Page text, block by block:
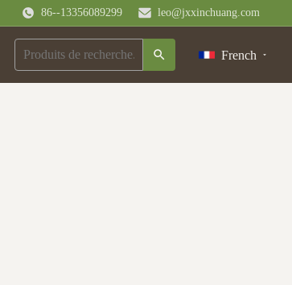
86--13356089299 leo@jxxinchuang.com
French